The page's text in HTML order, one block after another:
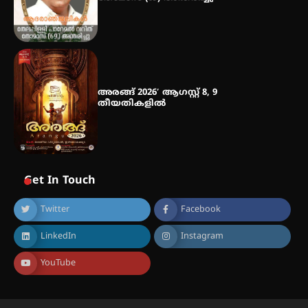
അരങ്ങ് 2026′ ആഗസ്റ്റ് 8, 9
തീയതികളിൽ
Get In Touch
Twitter Facebook
LinkedIn Instagram
YouTube